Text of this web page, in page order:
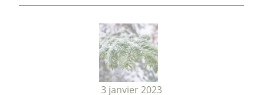
3 janvier 2023